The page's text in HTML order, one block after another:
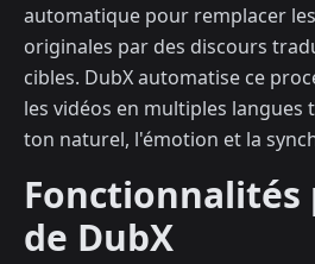
automatique pour remplacer
originales par des discours
cibles. DubX automatise ce
les vidéos en multiples
ton naturel, l'émotion et la
Fonctionnalités
de DubX